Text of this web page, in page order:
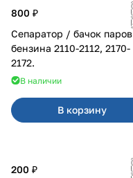
800 ₽
Сепаратор / бачок паров
бензина 2110-2112, 2170-
2172.
В наличии
В корзину
200 ₽